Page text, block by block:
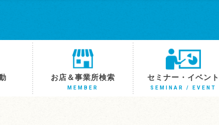
お店＆事業所検索
MEMBER
セミナー・イベント
SEMINAR / EVENT